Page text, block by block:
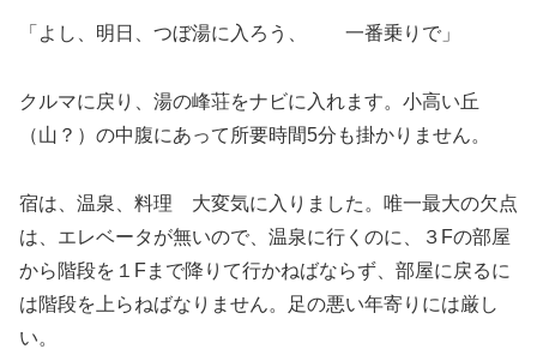
「よし、明日、つぼ湯に入ろう、 一番乗りで」
クルマに戻り、湯の峰荘をナビに入れます。小高い丘
（山？）の中腹にあって所要時間5分も掛かりません。
宿は、温泉、料理 大変気に入りました。唯一最大の欠点
は、エレベータが無いので、温泉に行くのに、３Fの部屋
から階段を１Fまで降りて行かねばならず、部屋に戻るに
は階段を上らねばなりません。足の悪い年寄りには厳し
い。